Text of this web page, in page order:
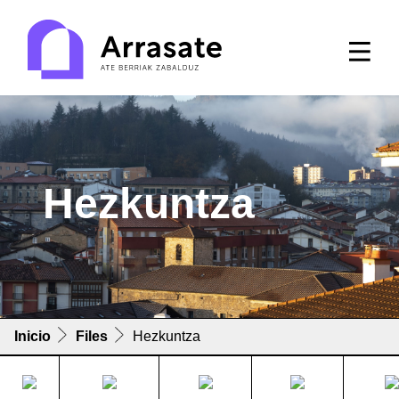
Hezkuntza
Inicio Files Hezkuntza